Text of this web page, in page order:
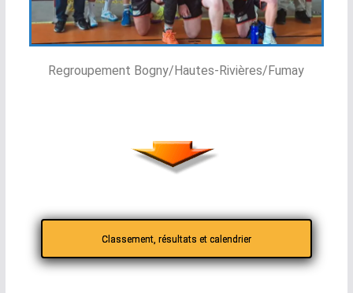
Regroupement Bogny/Hautes-Rivières/Fumay
Classement, résultats et calendrier